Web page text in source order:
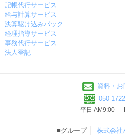
記帳代行サービス
給与計算サービス
決算駆け込みパック
経理指導サービス
事務代行サービス
法人登記
資料・
050-
平日 AM9:00 ―
■グループ 株式会社